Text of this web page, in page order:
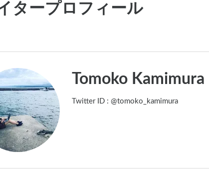
タープロフィール
Tomoko Kamimura
Twitter ID : @tomoko_kamimura